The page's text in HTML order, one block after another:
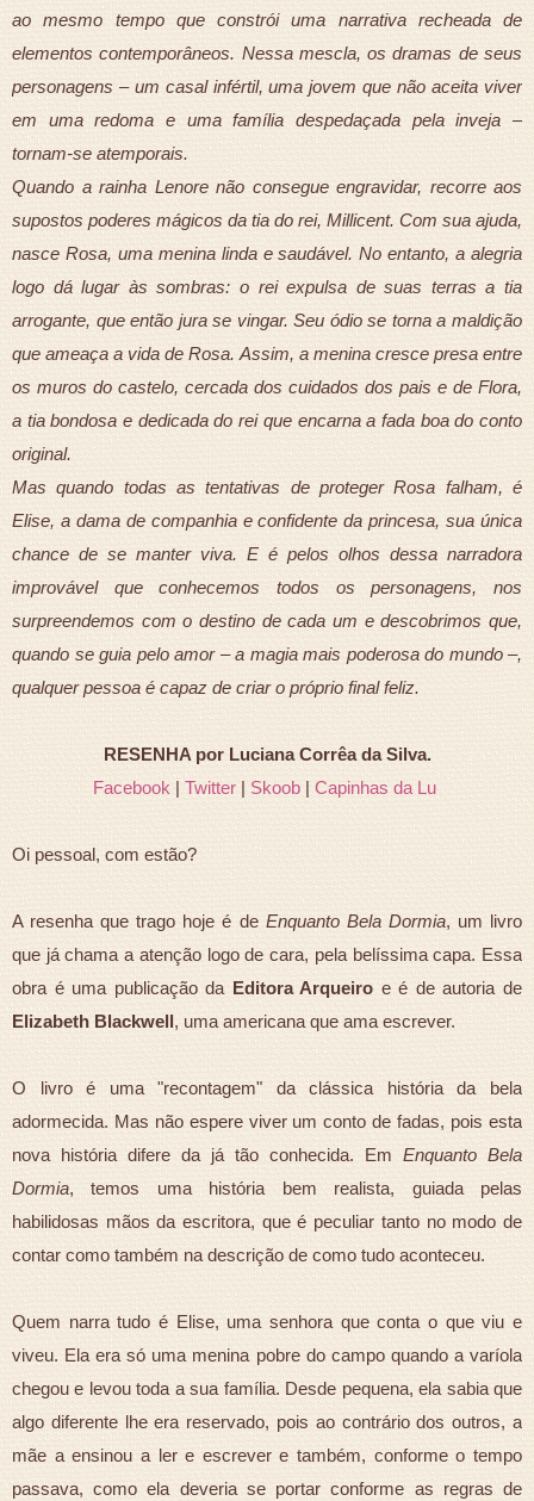
ao mesmo tempo que constrói uma narrativa recheada de
elementos contemporâneos. Nessa mescla, os dramas de seus
personagens – um casal infértil, uma jovem que não aceita viver
em uma redoma e uma família despedaçada pela inveja –
tornam-se atemporais.
Quando a rainha Lenore não consegue engravidar, recorre aos
supostos poderes mágicos da tia do rei, Millicent. Com sua ajuda,
nasce Rosa, uma menina linda e saudável. No entanto, a alegria
logo dá lugar às sombras: o rei expulsa de suas terras a tia
arrogante, que então jura se vingar. Seu ódio se torna a maldição
que ameaça a vida de Rosa. Assim, a menina cresce presa entre
os muros do castelo, cercada dos cuidados dos pais e de Flora,
a tia bondosa e dedicada do rei que encarna a fada boa do conto
original.
Mas quando todas as tentativas de proteger Rosa falham, é
Elise, a dama de companhia e confidente da princesa, sua única
chance de se manter viva. E é pelos olhos dessa narradora
improvável que conhecemos todos os personagens, nos
surpreendemos com o destino de cada um e descobrimos que,
quando se guia pelo amor – a magia mais poderosa do mundo –,
qualquer pessoa é capaz de criar o próprio final feliz.
RESENHA por Luciana Corrêa da Silva.
Facebook | Twitter |Skoob | Capinhas da Lu
Oi pessoal, com estão?
A resenha que trago hoje é de Enquanto Bela Dormia, um livro
que já chama a atenção logo de cara, pela belíssima capa. Essa
obra é uma publicação da Editora Arqueiro e é de autoria de
Elizabeth Blackwell, uma americana que ama escrever.
O livro é uma "recontagem" da clássica história da bela
adormecida. Mas não espere viver um conto de fadas, pois esta
nova história difere da já tão conhecida. Em Enquanto Bela
Dormia, temos uma história bem realista, guiada pelas
habilidosas mãos da escritora, que é peculiar tanto no modo de
contar como também na descrição de como tudo aconteceu.
Quem narra tudo é Elise, uma senhora que conta o que viu e
viveu. Ela era só uma menina pobre do campo quando a varíola
chegou e levou toda a sua família. Desde pequena, ela sabia que
algo diferente lhe era reservado, pois ao contrário dos outros, a
mãe a ensinou a ler e escrever e também, conforme o tempo
passava, como ela deveria se portar conforme as regras de